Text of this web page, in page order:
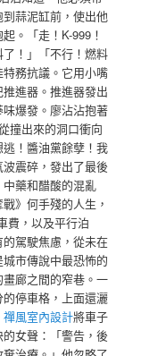
蒜泥缸前，使出他
。「走！K-999！
！」「不行！燃料
務抗議。它用小嘴
進器。推進器發出
味爆發。廖沾沾抱著
撞出來的洞口衝向
！醬油黨餘孽！我
震碎，發出了最後
藥和醋酸的混亂
》何手殘的人生，
費，以及平行泊
駕駛焦慮，從未在
市傳說中最恐怖的
廊之間的窄巷。一
的停車格，上面還灑
禪風室內設計將車子
女聲：「警告，後